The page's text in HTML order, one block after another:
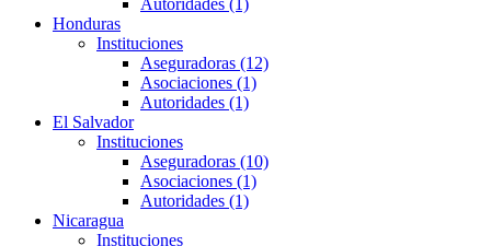
Autoridades (1)
Honduras
Instituciones
Aseguradoras (12)
Asociaciones (1)
Autoridades (1)
El Salvador
Instituciones
Aseguradoras (10)
Asociaciones (1)
Autoridades (1)
Nicaragua
Instituciones